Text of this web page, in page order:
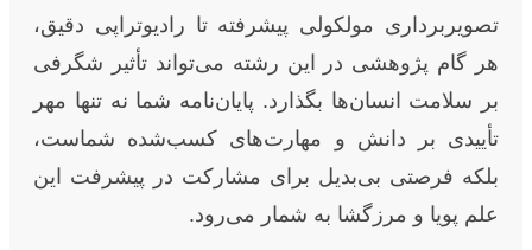
تصویربرداری مولکولی پیشرفته تا رادیوتراپی دقیق،
هر گام پژوهشی در این رشته می‌تواند تأثیر شگرفی
بر سلامت انسان‌ها بگذارد. پایان‌نامه شما نه تنها مهر
تأییدی بر دانش و مهارت‌های کسب‌شده شماست،
بلکه فرصتی بی‌بدیل برای مشارکت در پیشرفت این
علم پویا و مرزگشا به شمار می‌رود.